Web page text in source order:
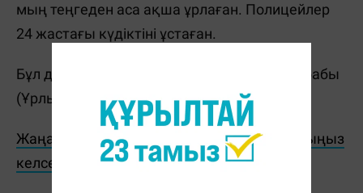
мың теңгеден аса ақша ұрлаған. Полицейлер
24 жастағы күдіктіні ұстаған.
Бұл дерек ҚР Қылмыстық кодексінің 188-бабы
(Ұрлық) бойынша тіркелген.
Жаңалықтарды бәрінен бұрын біліп отырғыңыз
келсе, Telegram-арнамызға жазылыңыз!